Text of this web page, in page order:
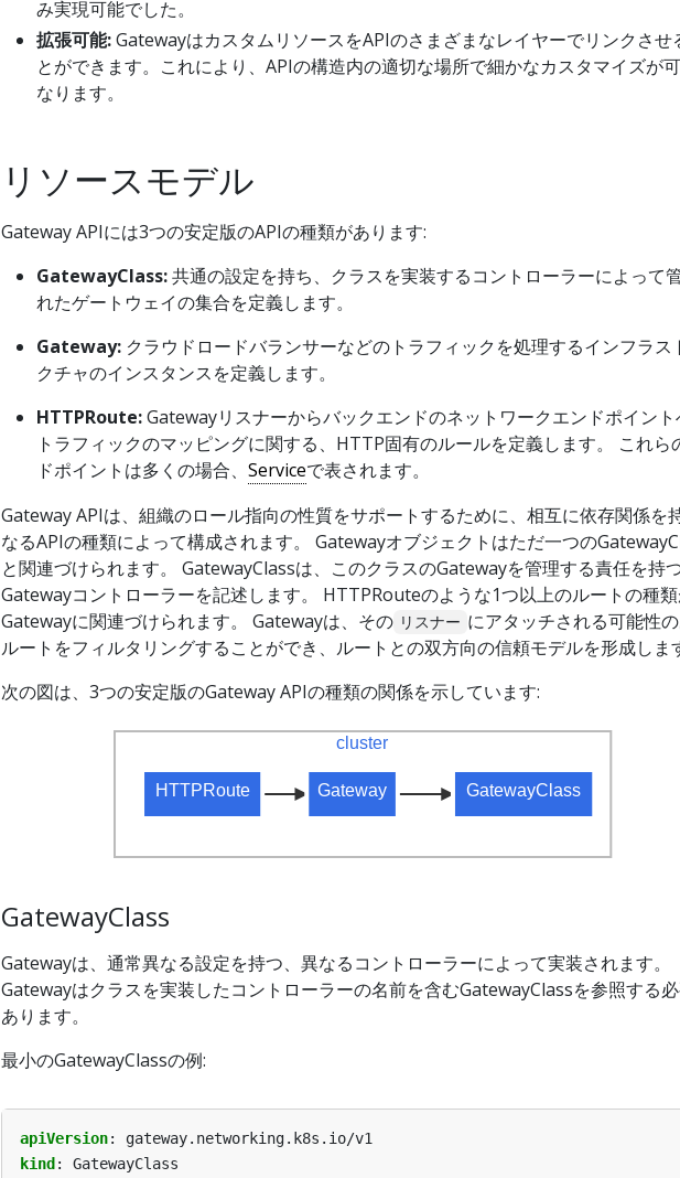
み実現可能でした。
拡張可能:GatewayはカスタムリソースをAPIのさまざまなレイヤーでリンクさせ
とができます。これにより、APIの構造内の適切な場所で細かなカスタマイズが
なります。
リソースモデル
Gateway APIには3つの安定版のAPIの種類があります:
GatewayClass:共通の設定を持ち、クラスを実装するコントローラーによって
れたゲートウェイの集合を定義します。
Gateway: クラウドロードバランサーなどのトラフィックを処理するインフラス
クチャのインスタンスを定義します。
HTTPRoute:Gatewayリスナーからバックエンドのネットワークエンドポイン
トラフィックのマッピングに関する、HTTP固有のルールを定義します。 これら
ドポイントは多くの場合、 Serviceで表されます。
Gateway APIは、組織のロール指向の性質をサポートするために、相互に依存関係を
なるAPIの種類によって構成されます。 Gatewayオブジェクトはただ一つの
と関連づけられます。 GatewayClassは、このクラスのGatewayを管理する責任を持
Gatewayコントローラーを記述します。 HTTPRouteのような1つ以上のルートの種
Gatewayに関連づけられます。 Gatewayは、その リスナー にアタッチされる可能性
ルートをフィルタリングすることができ、ルートとの双方向の信頼モデルを形成しま
次の図は、3つの安定版のGateway APIの種類の関係を示しています:
GatewayClass
Gatewayは、通常異なる設定を持つ、異なるコントローラーによって実装されます。
Gatewayはクラスを実装したコントローラーの名前を含むGatewayClassを参照する
あります。
最小のGatewayClassの例:
apiVersion:
gateway.networking.k8s.io/v1
kind :
GatewayClass